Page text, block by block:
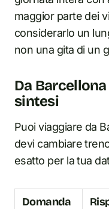
maggior parte dei
considerarlo un
non una gita di un
Da
sintesi
Puoi viaggiare da
devi cambiare
esatto per la tua
Domanda